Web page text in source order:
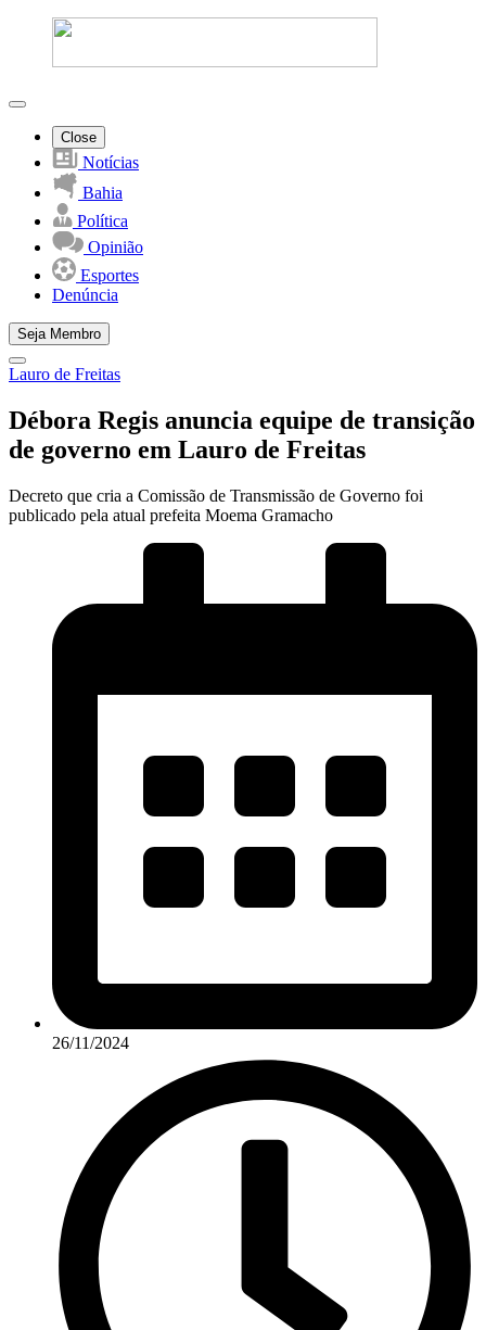
Close
Notícias
Bahia
Política
Opinião
Esportes
Denúncia
Seja Membro
Lauro de Freitas
Débora Regis anuncia equipe de transição
de governo em Lauro de Freitas
Decreto que cria a Comissão de Transmissão de Governo foi
publicado pela atual prefeita Moema Gramacho
26/11/2024